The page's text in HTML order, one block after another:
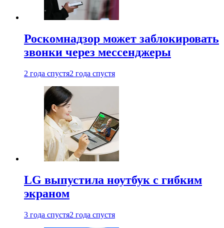
Роскомнадзор может заблокировать
звонки через мессенджеры
2 года спустя2 года спустя
LG выпустила ноутбук с гибким
экраном
3 года спустя2 года спустя